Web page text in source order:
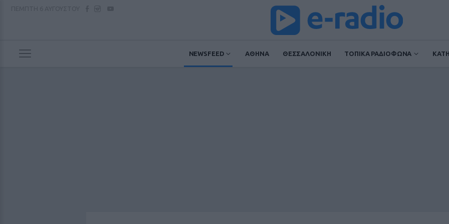
NEWSFEED ΑΘΗΝΑ ΘΕΣΣΑΛΟΝΙΚΗ ΤΟΠΙΚΑ ΡΑΔΙΟΦΩΝΑ